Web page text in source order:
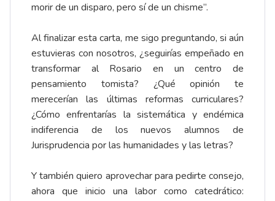
morir de un disparo, pero sí de un chisme”.
Al finalizar esta carta, me sigo preguntando, si aún
estuvieras con nosotros, ¿seguirías empeñado en
transformar al Rosario en un centro de
pensamiento tomista? ¿Qué opinión te
merecerían las últimas reformas curriculares?
¿Cómo enfrentarías la sistemática y endémica
indiferencia de los nuevos alumnos de
Jurisprudencia por las humanidades y las letras?
Y también quiero aprovechar para pedirte consejo,
ahora que inicio una labor como catedrático: